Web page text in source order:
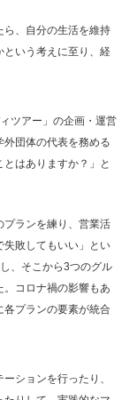
ら、自分の生活を維持
という考えに至り、経
ツアー」の企画・運営
団体の代表を務める
はありますか？」と
プランを練り、営業活
失敗してもいい」とい
、そこから3つのグル
コロナ禍の影響もあ
各プランの要素が統合
ションを行ったり、